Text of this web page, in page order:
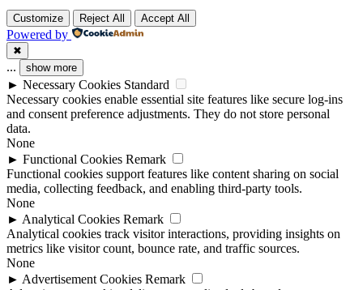
Customize Reject All Accept All
Powered by
✖
... show more
► Necessary Cookies Standard
Necessary cookies enable essential site features like secure log-ins
and consent preference adjustments. They do not store personal
data.
None
► Functional Cookies Remark
Functional cookies support features like content sharing on social
media, collecting feedback, and enabling third-party tools.
None
► Analytical Cookies Remark
Analytical cookies track visitor interactions, providing insights on
metrics like visitor count, bounce rate, and traffic sources.
None
► Advertisement Cookies Remark